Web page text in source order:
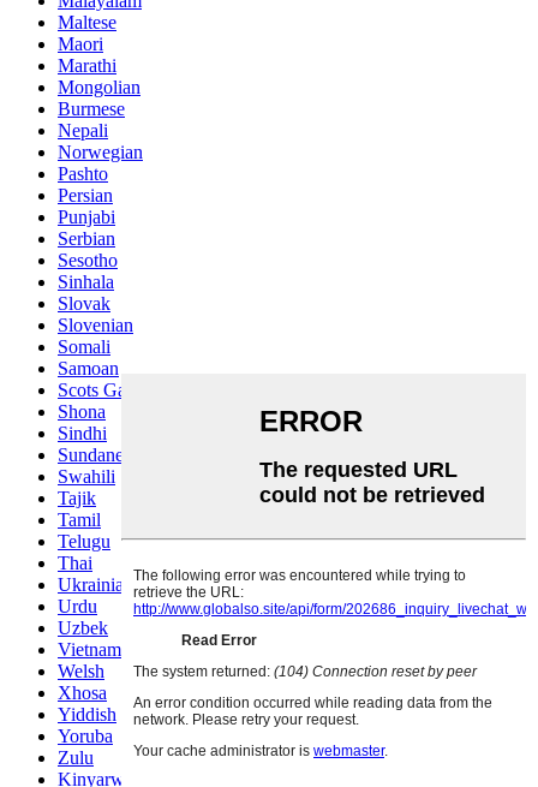
Maltese
Maori
Marathi
Mongolian
Burmese
Nepali
Norwegian
Pashto
Persian
Punjabi
Serbian
Sesotho
Sinhala
Slovak
Slovenian
Somali
Samoan
Scots Gaelic
Shona
Sindhi
Sundanese
Swahili
Tajik
Tamil
Telugu
Thai
Ukrainian
Urdu
Uzbek
Vietnamese
Welsh
Xhosa
Yiddish
Yoruba
Zulu
Kinyarwanda